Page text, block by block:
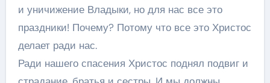
и уничижение Владыки, но для нас все это
праздники! Почему? Потому что все это Христос
делает ради нас.
Ради нашего спасения Христос поднял подвиг и